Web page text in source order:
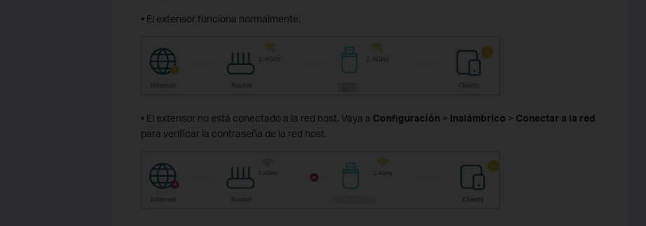
• El extensor funciona normalmente.
• El extensor no está conectado a la red host. Vaya a Configuración > Inalámbrico > Conectar a la red
para verificar la contraseña de la red host.